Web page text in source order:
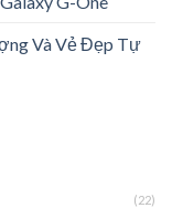
Và Vẻ Đẹp Tự
(22)